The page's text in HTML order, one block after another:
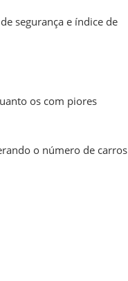
segurança e índice de
os com piores
o número de carros